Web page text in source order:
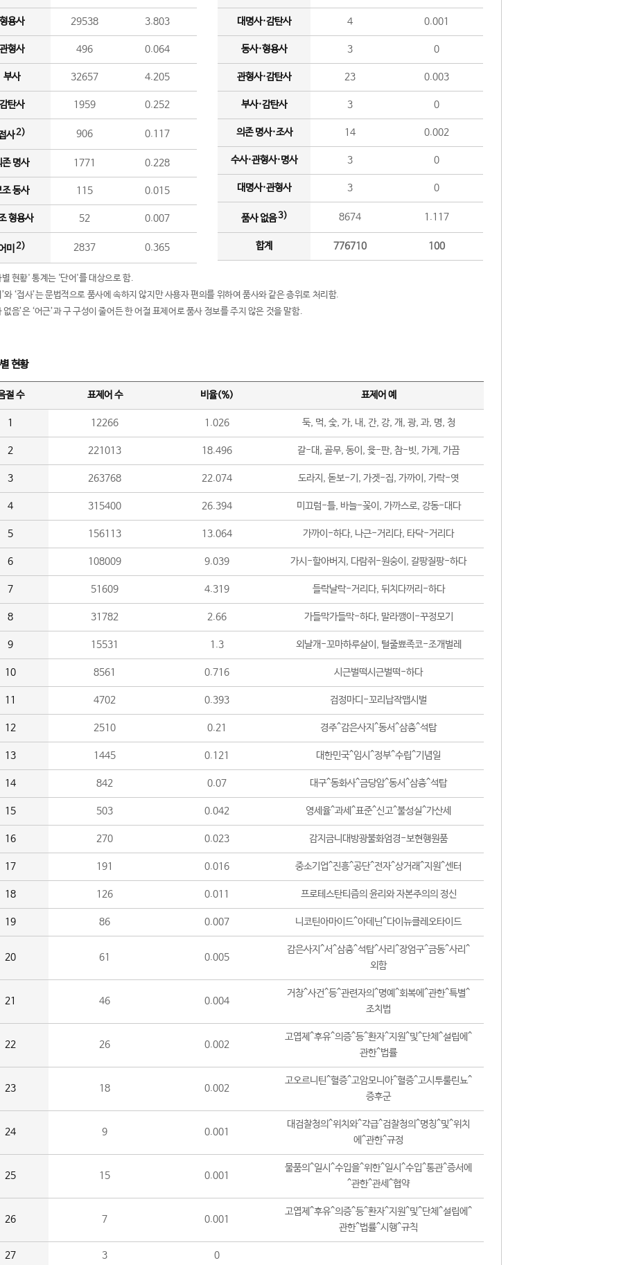
용사 29538 3.803
형사 496 0.064
부사 32657 4.205
탄사 1959 0.252
사2) 906 0.117
존 명사 1771 0.228
조 동사 115 0.015
형용사 52 0.007
미 2) 2837 0.365
대명사·감탄사 4 0.001
동사·형용사 3 0
관형사·감탄사 23 0.003
부사·감탄사 3 0
의존 명사·조사 14 0.002
수사·관형사·명사 3 0
대명사·관형사 3 0
품사 없음3) 8674 1.117
합계 776710 100
현황' 통계는 '단어'를 대상으로 함.
와 ‘접사’는 문법적으로 품사에 속하지 않지만 사용자 편의를 위하여 품사와 같은 층위로 처리함.
없음’은 ‘어근’과 구 구성이 줄어든 한 어절 표제어로 품사 정보를 주지 않은 것을 말함.
현황
절 수 표제어 수 비율(%) 표제어 예
1 12266 1.026 둑, 먹, 숯, 가, 내, 간, 강, 개, 광, 과, 명, 청
2 221013 18.496 갈-대, 골무, 동이, 윷-판, 참-빗, 가게, 가끔
3 263768 22.074 도라지, 돋보-기, 가겟-집, 가까이, 가락-엿
4 315400 26.394 미끄럼-틀, 바늘-꽂이, 가까스로, 강동-대다
5 156113 13.064 가까이-하다, 나근-거리다, 타닥-거리다
6 108009 9.039 가시-할아버지, 다람쥐-원숭이, 갈팡질팡-하다
7 51609 4.319 들락날락-거리다, 뒤치다꺼리-하다
8 31782 2.66 가들막가들막-하다, 말라깽이-꾸정모기
9 15531 1.3 외날개-꼬마하루살이, 털줄뾰족코-조개벌레
10 8561 0.716 시근벌떡시근벌떡-하다
11 4702 0.393 검정마디-꼬리납작맵시벌
12 2510 0.21 경주^감은사지^동서^삼층^석탑
13 1445 0.121 대한민국^임시^정부^수립^기념일
14 842 0.07 대구^동화사^금당암^동서^삼층^석탑
15 503 0.042 영세율^과세^표준^신고^불성실^가산세
16 270 0.023 감지금니대방광불화엄경-보현행원품
17 191 0.016 중소기업^진흥^공단^전자^상거래^지원^센터
18 126 0.011 프로테스탄티즘의 윤리와 자본주의의 정신
19 86 0.007 니코틴아마이드^아데닌^다이뉴클레오타이드
20 61 0.005
감은사지^서^삼층^석탑^사리^장엄구^금동^사리^
외함
21 46 0.004
거창^사건^등^관련자의^명예^회복에^관한^특별^
조치법
22 26 0.002
고엽제^후유^의증^등^환자^지원^및^단체^설립에^
관한^법률
23 18 0.002
고오르니틴^혈증^고암모니아^혈증^고시투룰린뇨^
증후군
24 9 0.001
대검찰청의^위치와^각급^검찰청의^명칭^및^위치
에^관한^규정
25 15 0.001
물품의^일시^수입을^위한^일시^수입^통관^증서에
^관한^관세^협약
26 7 0.001
고엽제^후유^의증^등^환자^지원^및^단체^설립에^
관한^법률^시행^규칙
27 3 0